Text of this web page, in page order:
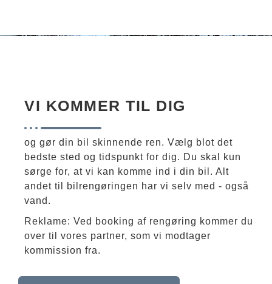
VI KOMMER TIL DIG
og gør din bil skinnende ren. Vælg blot det
bedste sted og tidspunkt for dig. Du skal kun
sørge for, at vi kan komme ind i din bil. Alt
andet til bilrengøringen har vi selv med - også
vand.
Reklame: Ved booking af rengøring kommer du
over til vores partner, som vi modtager
kommission fra.